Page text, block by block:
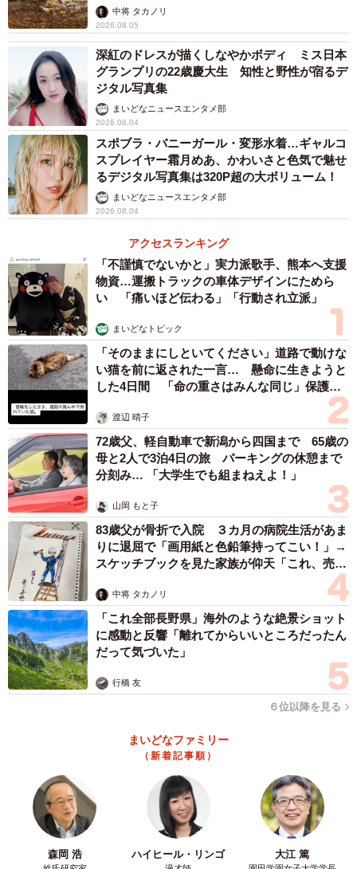
らいリアル」
中将 タカノリ
2026.08.05
深紅のドレスが描くしなやかボディ ミス日本
グランプリの22歳慶大生 知性と野性が宿るデ
ジタル写真集
まいどなニュースエンタメ部
2026.08.04
スポブラ・バニーガール・変形水着…ギャルコ
スプレイヤー霜月めあ、かわいさと色気で魅せ
るデジタル写真集は320P超の大ボリューム！
まいどなニュースエンタメ部
2026.08.04
アクセスランキング
「不謹慎でないかと」実力派歌手、熊本へ支援
物資…運搬トラックの車体デザインにためら
い 「痛いほど伝わる」「行動され立派」
まいどなトピック
「そのままにしといてください」道路で動けな
い猫を前に返された一言… 懸命に生きようと
した4日間 「命の重さはみんな同じ」保護団
渡辺 晴子
72歳父、軽自動車で新潟から四国まで 65歳の
母と2人で3泊4日の旅 パーキングの休憩まで
分刻み… 「大学生でも組まねえよ！」
山岡 もと子
83歳父が骨折で入院 ３カ月の病院生活があま
りに退屈で「画用紙と色鉛筆持ってこい！」→
スケッチブックを見た家族が仰天「これ、売れ
中将 タカノリ
「これ全部長野県」海外のような絶景ショット
に感動と反響「離れてからいいところだったん
だって気づいた」
行橋 友
６位以降を見る
まいどなファミリー
（新着記事順）
森岡 浩 ハイヒール・リンゴ 大江 篤